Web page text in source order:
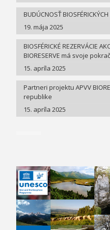
BUDÚCNOSŤ
19. mája 2025
BIOSFÉRICKÉ REZERVÁCIE
BIORESERVE má svoje
15. apríla 2025
Partneri projektu APVV
republike
15. apríla 2025